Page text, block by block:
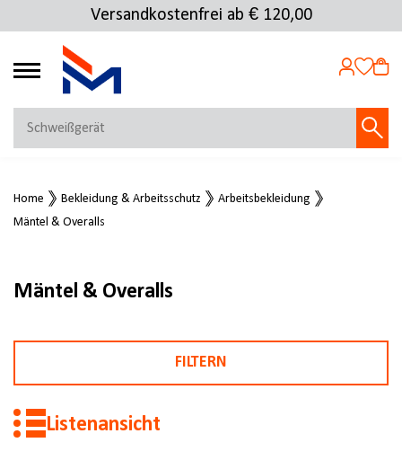
Versandkostenfrei ab € 120,00
4.69
MEIN KONTO
Jetzt anmelden
Home Bekleidung & Arbeitsschutz
Arbeitsbekleidung
Mäntel & Overalls
Mäntel & Overalls
FILTERN
Listenansicht